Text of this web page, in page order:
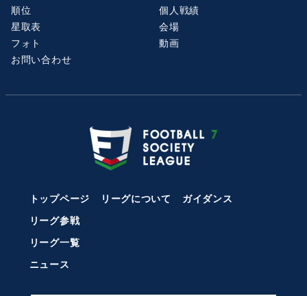
順位
個人戦績
星取表
会場
フォト
動画
お問い合わせ
トップページ リーグについて
ガイダンス
リーグ参戦
リーグ一覧
ニュース